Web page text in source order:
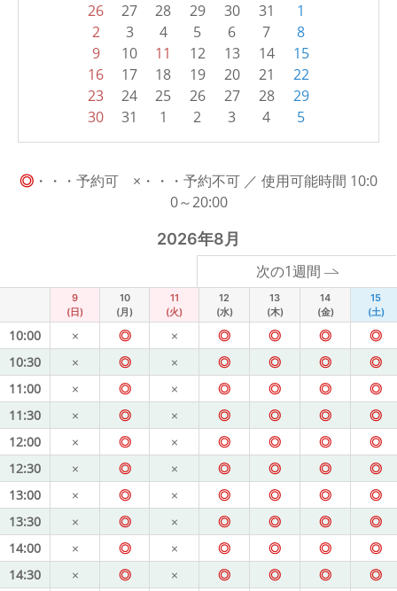
26 27 28 29 30 31
1
2
3 4 5 6 7
8
9
10 11 12 13 14
15
16
17 18 19 20 21
22
23
24 25 26 27 28
29
30
31 1 2 3 4 5
◎ ・・・予約可 ×・・・予約不可 ／ 使用可能時間 10:0
0～20:00
2026年8月
次の1週間
9
(日)
10
(月)
11
(火)
12
(水)
13
(木)
14
(金)
15
(土)
10:00 × ◎ × ◎ ◎ ◎
◎
10:30
× ◎ × ◎ ◎ ◎
◎
11:00
× ◎ × ◎ ◎ ◎
◎
11:30
× ◎ × ◎ ◎ ◎
◎
12:00
× ◎ × ◎ ◎ ◎
◎
12:30
× ◎ × ◎ ◎ ◎
◎
13:00
× ◎ × ◎ ◎ ◎
◎
13:30
× ◎ × ◎ ◎ ◎
◎
14:00
× ◎ × ◎ ◎ ◎
◎
14:30
× ◎ × ◎ ◎ ◎
◎